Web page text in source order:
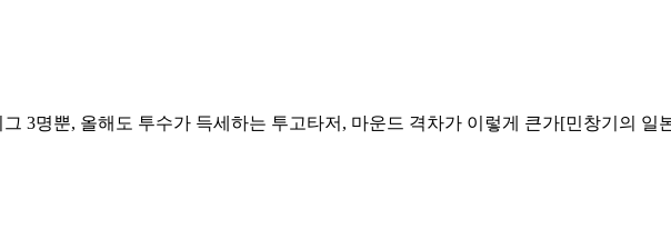
3명뿐, 올해도 투수가 득세하는 투고타저, 마운드 격차가 이렇게 큰가[민창기의 일